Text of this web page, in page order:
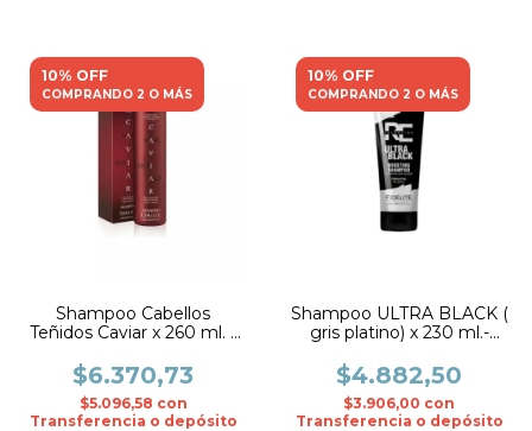
10% OFF
COMPRANDO 2 O MÁS
Shampoo Cabellos
Teñidos Caviar x 260 ml. -
$6.370,73
$5.096,58 con
Transferencia o depósito
10% OFF
COMPRANDO 2 O MÁS
Shampoo ULTRA BLACK (
gris platino) x 230 ml.-
$4.882,50
$3.906,00 con
Transferencia o depósito